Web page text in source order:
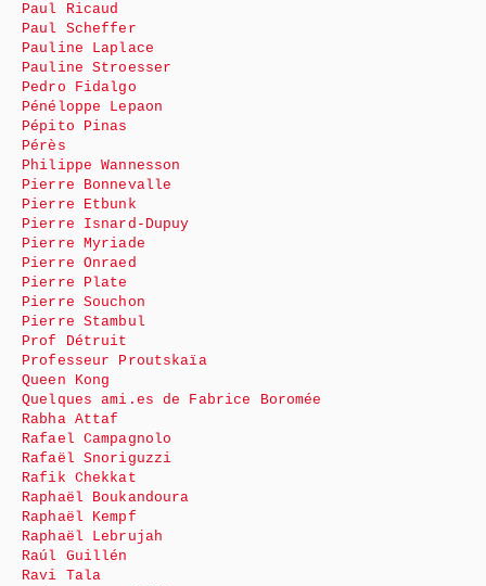
Paul Ricaud
Paul Scheffer
Pauline Laplace
Pauline Stroesser
Pedro Fidalgo
Pénéloppe Lepaon
Pépito Pinas
Pérès
Philippe Wannesson
Pierre Bonnevalle
Pierre Etbunk
Pierre Isnard-Dupuy
Pierre Myriade
Pierre Onraed
Pierre Plate
Pierre Souchon
Pierre Stambul
Prof Détruit
Professeur Proutskaïa
Queen Kong
Quelques ami.es de Fabrice Boromée
Rabha Attaf
Rafael Campagnolo
Rafaël Snoriguzzi
Rafik Chekkat
Raphaël Boukandoura
Raphaël Kempf
Raphaël Lebrujah
Raúl Guillén
Ravi Tala